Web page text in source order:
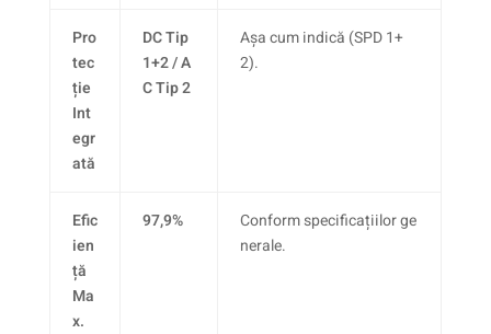
Pro
tec
ție
Int
egr
ată
DC Tip
1+2 / A
C Tip 2
Așa cum indică (SPD 1+
2).
Efic
ien
ță
Ma
x.
97,9%
Conform specificațiilor ge
nerale.